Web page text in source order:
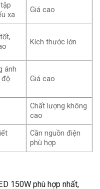
xa
Giá cao
Kích thước lớn
ánh
độ
Giá cao
Chất lượng không
cao
Cần nguồn điện
phù hợp
150W phù hợp nhất,